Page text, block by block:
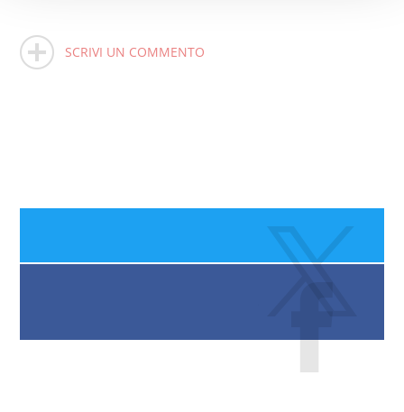
SCRIVI UN COMMENTO